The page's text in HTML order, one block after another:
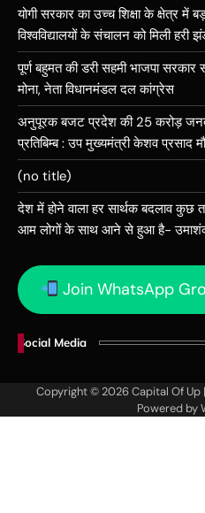
योगी सरकार का उच्च शिक्षा के क्षेत्र में
विश्वविद्यालयों के संचालन को मिली हरी
पूर्ण बहुमत की डरी सहमी भाजपा
मोना, नेता विधानमंडल दल कांग्रेस
अनुपूरक बजट प्रदेश की 25 करोड़
प्रतिबिम्ब : उप मुख्यमंत्री केशव प्रसाद
(no title)
देश में होने वाला हर सार्थक बदलाव कुछ
आम लोगों के साथ आने से हुआ है-
Join WhatsApp
Social Media
Copyright © 2026Capital Of Up
Powered by